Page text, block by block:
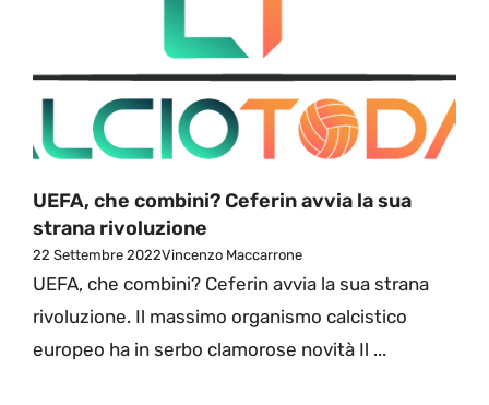
UEFA, che combini? Ceferin avvia la sua
strana rivoluzione
22 Settembre 2022Vincenzo Maccarrone
UEFA, che combini? Ceferin avvia la sua strana
rivoluzione. Il massimo organismo calcistico
europeo ha in serbo clamorose novità Il ...